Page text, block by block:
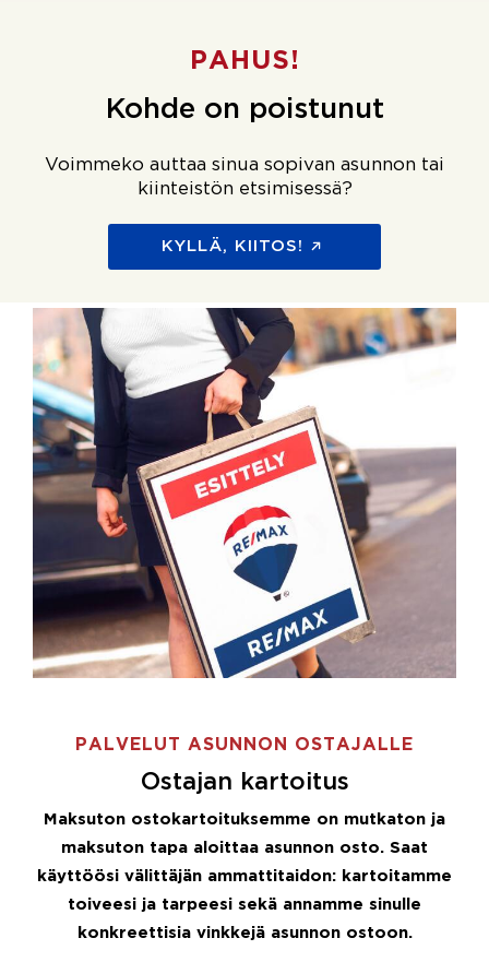
PAHUS!
Kohde on poistunut
Voimmeko auttaa sinua sopivan asunnon tai
kiinteistön etsimisessä?
KYLLÄ, KIITOS!
PALVELUT ASUNNON OSTAJALLE
Ostajan kartoitus
Maksuton ostokartoituksemme on mutkaton ja
maksuton tapa aloittaa asunnon osto. Saat
käyttöösi välittäjän ammattitaidon: kartoitamme
toiveesi ja tarpeesi sekä annamme sinulle
konkreettisia vinkkejä asunnon ostoon.